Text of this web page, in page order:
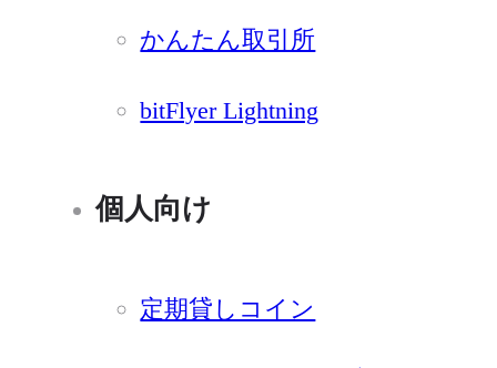
かんたん取引所
bitFlyer Lightning
個人向け
定期貸しコイン